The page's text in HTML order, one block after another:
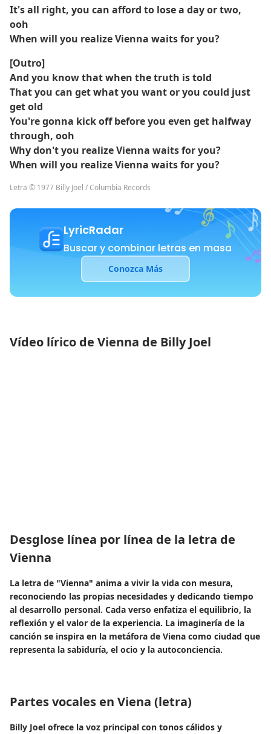
It's all right, you can afford to lose a day or two,
ooh
When will you realize Vienna waits for you?
[Outro]
And you know that when the truth is told
That you can get what you want or you could just
get old
You're gonna kick off before you even get halfway
through, ooh
Why don't you realize Vienna waits for you?
When will you realize Vienna waits for you?
Letra © 1977 Billy Joel / Columbia Records
LyricRadar
Buscar y combinar letras en masa
Conozca Más
Vídeo lírico de Vienna de Billy Joel
Desglose línea por línea de la letra de
Vienna
La letra de "Vienna" anima a vivir la vida con mesura,
reconociendo las propias necesidades y dedicando tiempo
al desarrollo personal. Cada verso enfatiza el equilibrio, la
reflexión y el valor de la experiencia. La imaginería de la
canción se inspira en la metáfora de Viena como ciudad que
representa la sabiduría, el ocio y la autoconciencia.
Partes vocales en Viena (letra)
Billy Joel ofrece la voz principal con tonos cálidos y